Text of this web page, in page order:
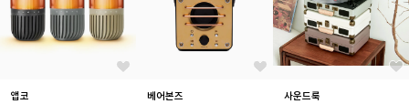
앱코 베어본즈 사운드룩